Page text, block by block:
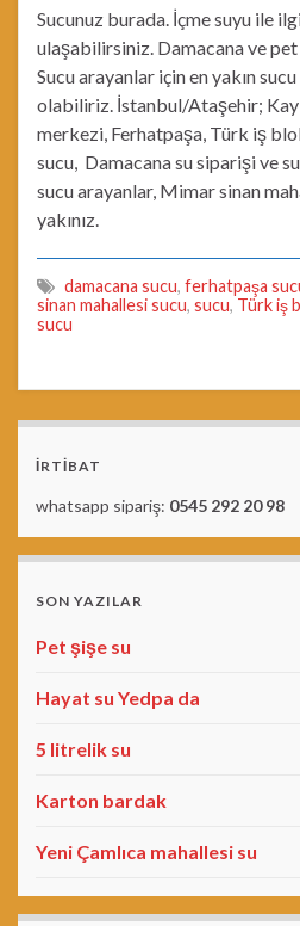
Sucunuz burada. İçme suyu ile
ulaşabilirsiniz. Damacana ve
Sucu arayanlar için en yakın
olabiliriz. İstanbul/Ataşehir;
merkezi, Ferhatpaşa, Türk iş
sucu, Damacana su siparişi ve
sucu arayanlar, Mimar sinan
yakınız.
damacana sucu, ferhatpaşa
sinan mahallesi sucu, sucu, Türk iş
sucu
İRTİBAT
whatsapp sipariş: 0545 292 20 98
SON YAZILAR
Pet şişe su
Hayat su Yedpa da
5 litrelik su
Karton bardak
Yeni Çamlıca mahallesi su